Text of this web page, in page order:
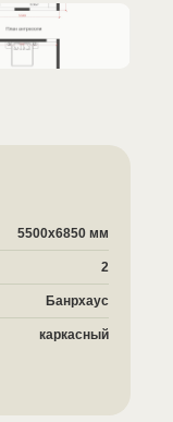
5500x6850 мм
2
Банрхаус
каркасный